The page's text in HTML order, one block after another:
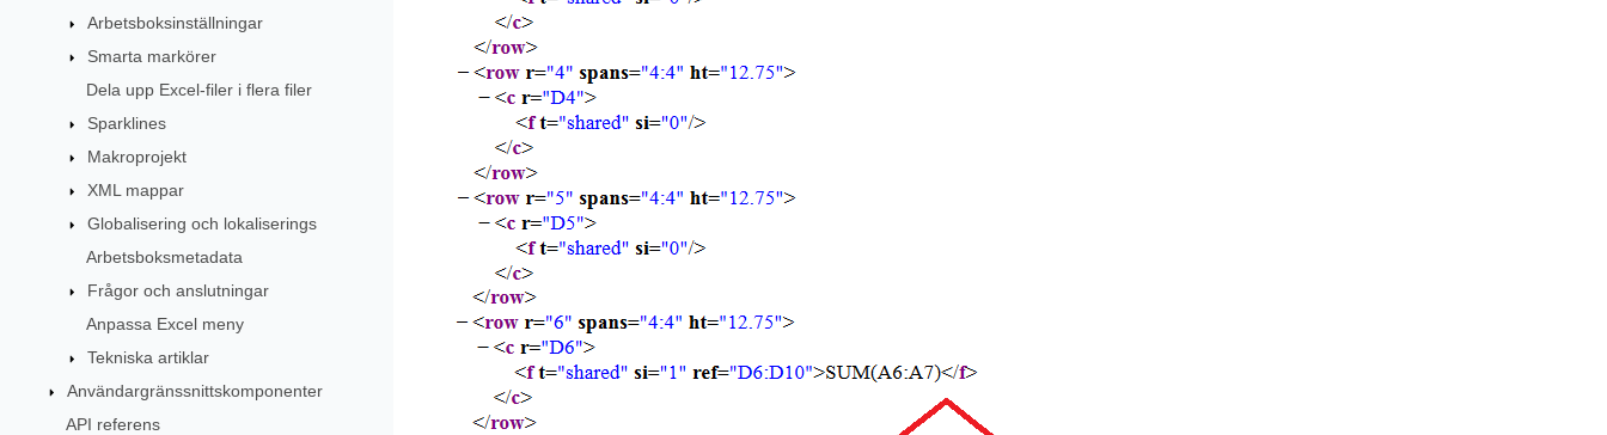
Arbetsboksinställningar
Smarta markörer
Dela upp Excel-filer i flera filer
Sparklines
Makroprojekt
XML mappar
Globalisering och lokaliserings
Arbetsboksmetadata
Frågor och anslutningar
Anpassa Excel meny
Tekniska artiklar
Användargränssnittskomponenter
API referens